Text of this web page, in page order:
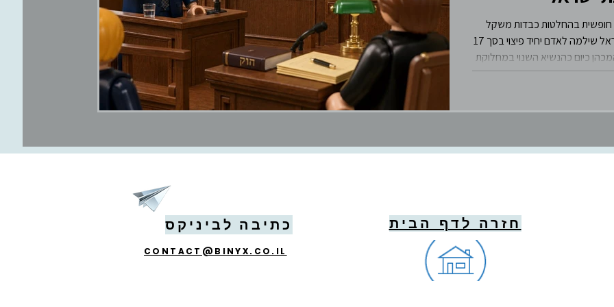
ברסלב פוליטיקה
פילוסופיה
בלשנות
בהחלטות כבדות משקל
המשפיעים על חיי אדם, וכיצד קרה שמדינת ישראל שילמה לאדם יחיד פיצוי בסך 17
כיום כהנשיא השנוי במחלוקת
הישראלי
כתיבה לביניקס
CONTACT@BINYX.CO.IL
חזרה לדף הבית